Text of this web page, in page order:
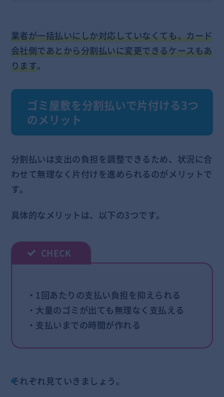
業者が一括払いにしか対応していなくても、カード
会社側であとから分割払いに変更できるケースもあ
ります。
ゴミ屋敷を分割払いで片付ける3つ
のメリット
分割払いは支出の負担を調整できるため、状況に合
わせて無理なく片付けを進められるのがメリットで
す。
具体的なメリットは、以下の3つです。
・1回あたりの支払い負担を抑えられる
・大量のゴミが出ても無理なく支払える
・支払いまでの時間が作れる
それぞれ見ていきましょう。